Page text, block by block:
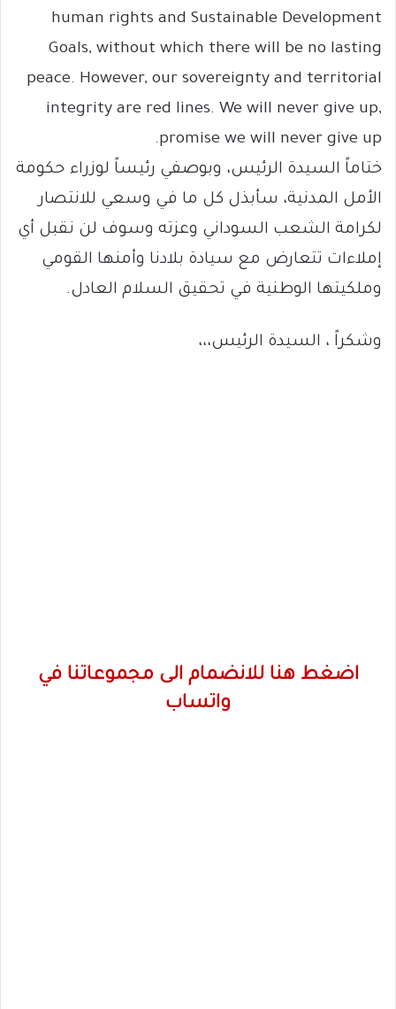
human rights and Sustainable Development
Goals, without which there will be no lasting
peace. However, our sovereignty and territorial
integrity are red lines. We will never give up,
promise we will never give up.
ختاماً السيدة الرئيس، وبوصفي رئيساً لوزراء حكومة
الأمل المدنية، سأبذل كل ما في وسعي للانتصار
لكرامة الشعب السوداني وعزته وسوف لن نقبل أي
إملاءات تتعارض مع سيادة بلادنا وأمنها القومي
وملكيتها الوطنية في تحقيق السلام العادل.
وشكراً ، السيدة الرئيس،،،
اضغط هنا للانضمام الى مجموعاتنا في
واتساب